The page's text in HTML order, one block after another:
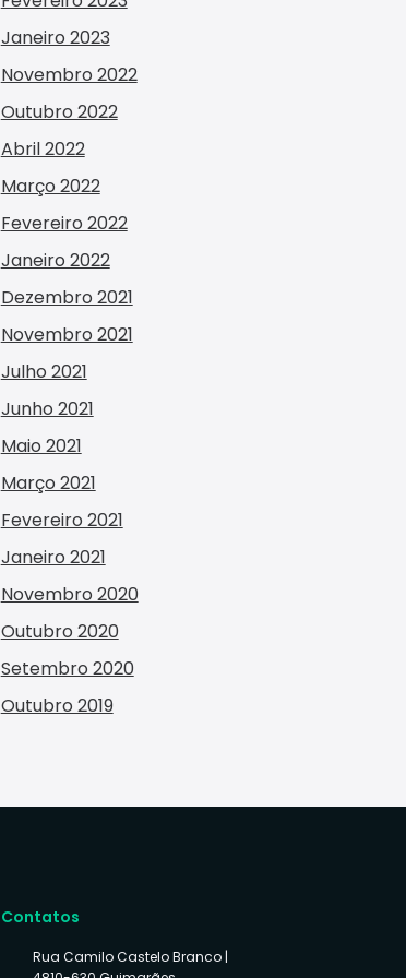
Janeiro 2023
Novembro 2022
Outubro 2022
Abril 2022
Março 2022
Fevereiro 2022
Janeiro 2022
Dezembro 2021
Novembro 2021
Julho 2021
Junho 2021
Maio 2021
Março 2021
Fevereiro 2021
Janeiro 2021
Novembro 2020
Outubro 2020
Setembro 2020
Outubro 2019
Contatos
Rua Camilo Castelo Branco |